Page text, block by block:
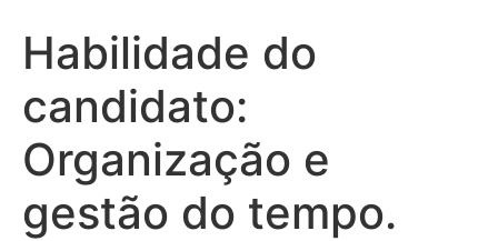
Habilidade do
candidato:
Organização e
gestão do tempo.